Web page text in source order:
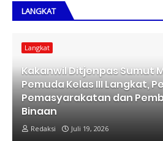
LANGKAT
Langkat
Kakanwil Ditjenpas Sumut
Pemuda Kelas III Langkat,
Pemasyarakatan dan
Binaan
Redaksi Juli 19, 2026